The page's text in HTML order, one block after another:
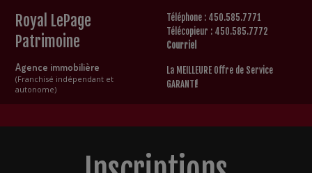
Royal LePage
Patrimoine
Agence immobilière
(Franchisé indépendant et
autonome)
Téléphone : 450.585.7771
Télécopieur : 450.585.7772
Courriel
La MEILLEURE Offre de Service
GARANTI!